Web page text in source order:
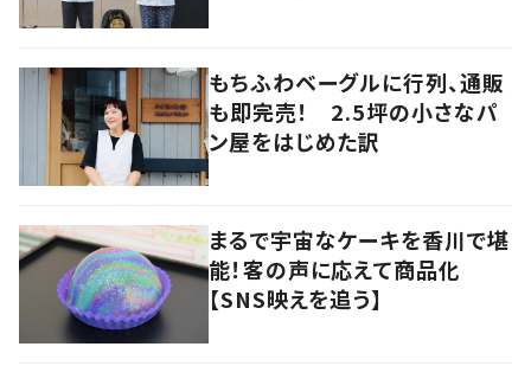
もちふわベーグルに行列、通販
も即完売！ 2.5坪の小さなパ
ン屋をはじめた訳
まるで宇宙なケーキを香川で堪
能！客の声に応えて商品化
【SNS映えを追う】